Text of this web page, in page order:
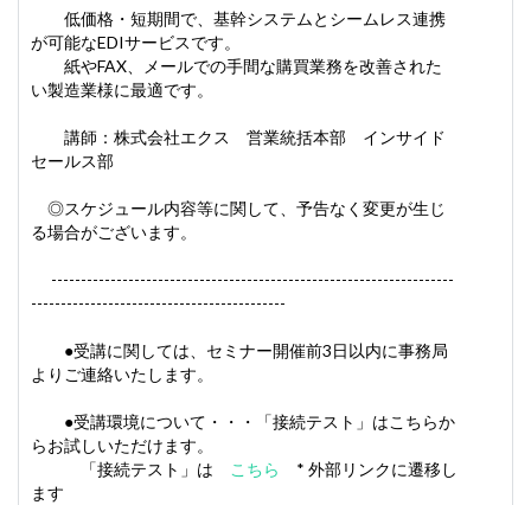
低価格・短期間で、基幹システムとシームレス連携
が可能なEDIサービスです。
紙やFAX、メールでの手間な購買業務を改善された
い製造業様に最適です。
講師：株式会社エクス 営業統括本部 インサイド
セールス部
◎スケジュール内容等に関して、予告なく変更が生じ
る場合がございます。
--------------------------------------------------------------------
-------------------------------------------
●受講に関しては、セミナー開催前3日以内に事務局
よりご連絡いたします。
●受講環境について・・・「接続テスト」はこちらか
らお試しいただけます。
「接続テスト」は
こちら
* 外部リンクに遷移し
ます